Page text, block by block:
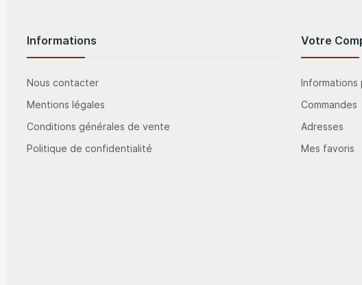
Informations
Nous contacter
Mentions légales
Conditions générales de vente
Politique de confidentialité
Votre
Informations
Commandes
Adresses
Mes favoris